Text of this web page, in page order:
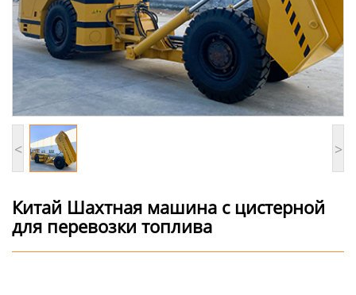
< >
Китай Шахтная машина с цистерной
для перевозки топлива